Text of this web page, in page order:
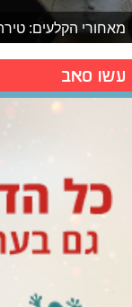
מאחורי הקלעים:
עשו סאב